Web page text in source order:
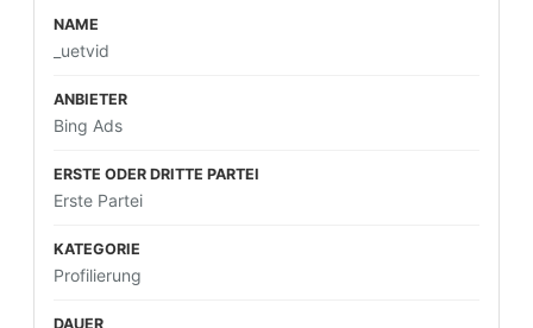
_uetvid
Bing Ads
Erste Partei
Profilierung